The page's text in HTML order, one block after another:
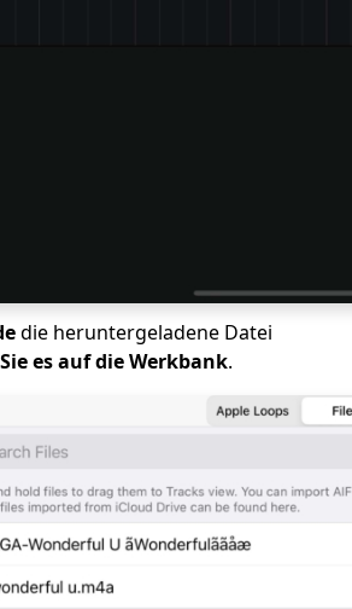
die heruntergeladene Datei
es auf die Werkbank.